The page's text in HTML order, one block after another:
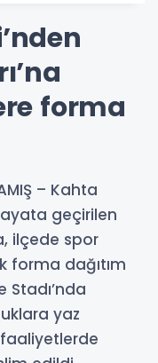
forma
– Kahta
geçirilen
ilçede spor
forma dağıtım
yaz